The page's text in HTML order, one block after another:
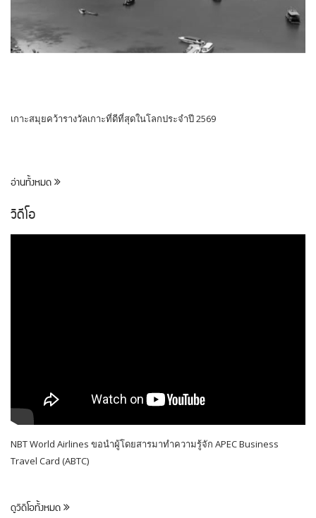
เกาะสมุยคว้ารางวัลเกาะที่ดีที่สุดในโลกประจำปี 2569
อ่านทั้งหมด
วิดีโอ
NBT World Airlines ขอนำผู้โดยสารมาทำความรู้จัก APEC Business
Travel Card (ABTC)
ดูวิดีโอทั้งหมด